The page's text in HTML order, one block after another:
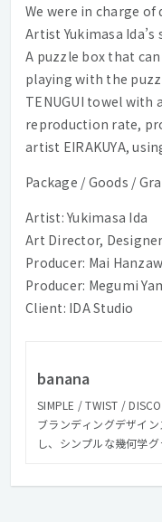
We were in charge
Artist Yukimasa
A puzzle box that
playing with the
TENUGUI towel with
reproduction rate,
artist EIRAKUYA,
Package / Goods /
Artist: Yukimasa Ida
Art Director,
Producer: Mai
Producer: Megumi
Client: IDA Studio
banana
SIMPLE / TWIST /
ブランディングデザイ
し、シンプルな幾何学